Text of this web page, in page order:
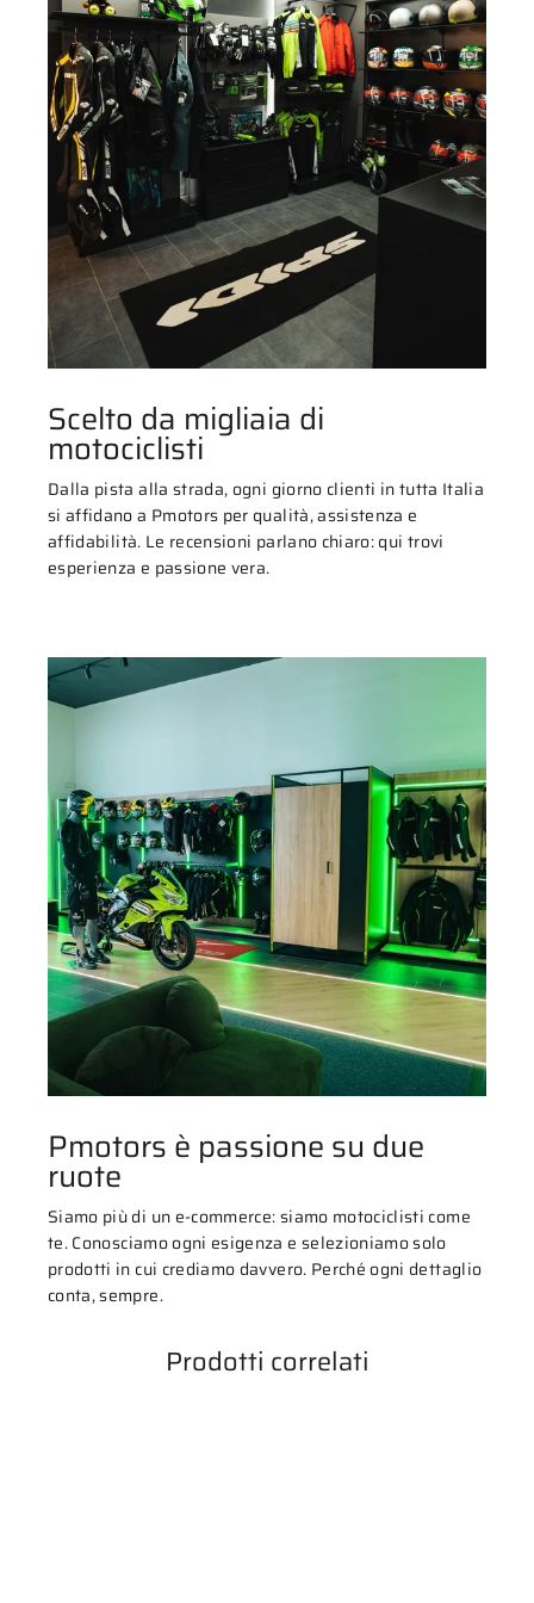
Scelto da migliaia di
motociclisti
Dalla pista alla strada, ogni giorno clienti in tutta Italia
si affidano a Pmotors per qualità, assistenza e
affidabilità. Le recensioni parlano chiaro: qui trovi
esperienza e passione vera.
Pmotors è passione su due
ruote
Siamo più di un e-commerce: siamo motociclisti come
te. Conosciamo ogni esigenza e selezioniamo solo
prodotti in cui crediamo davvero. Perché ogni dettaglio
conta, sempre.
Prodotti correlati